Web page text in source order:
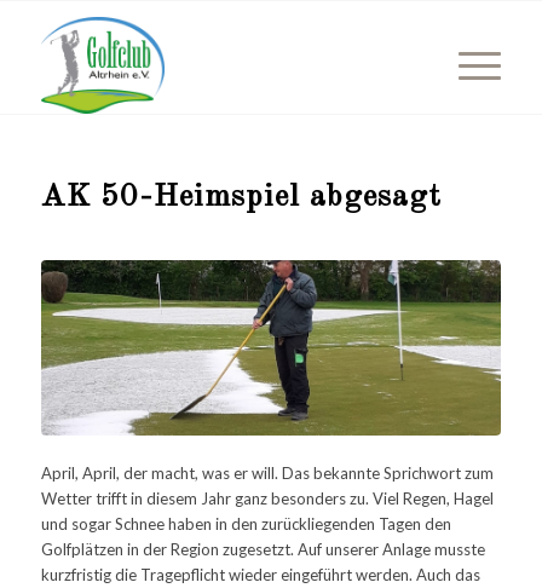
AK 50-Heimspiel abgesagt
April, April, der macht, was er will. Das bekannte Sprichwort zum
Wetter trifft in diesem Jahr ganz besonders zu. Viel Regen, Hagel
und sogar Schnee haben in den zurückliegenden Tagen den
Golfplätzen in der Region zugesetzt. Auf unserer Anlage musste
kurzfristig die Tragepflicht wieder eingeführt werden. Auch das